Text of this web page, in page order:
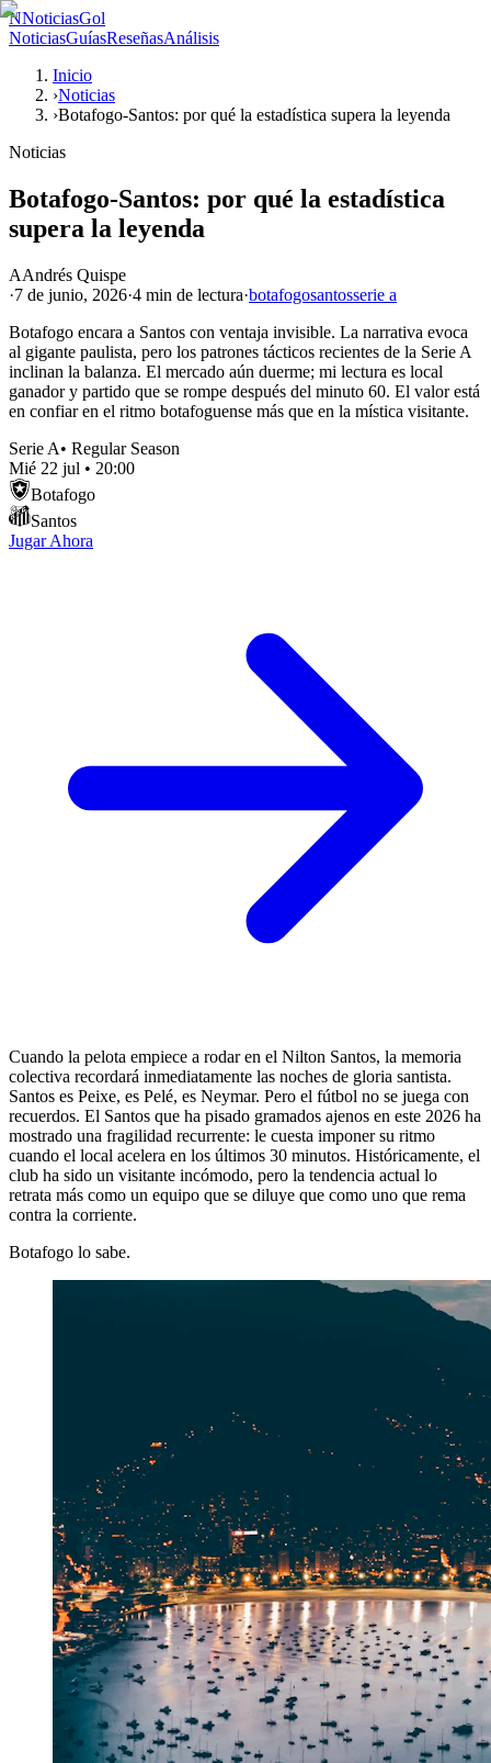
NNoticiasGol
NoticiasGuíasReseñasAnálisis
Inicio
›Noticias
›Botafogo-Santos: por qué la estadística supera la leyenda
Noticias
Botafogo-Santos: por qué la estadística
supera la leyenda
AAndrés Quispe
·7 de junio, 2026·4 min de lectura·botafogosantosserie a
Botafogo encara a Santos con ventaja invisible. La narrativa evoca
al gigante paulista, pero los patrones tácticos recientes de la Serie A
inclinan la balanza. El mercado aún duerme; mi lectura es local
ganador y partido que se rompe después del minuto 60. El valor está
en confiar en el ritmo botafoguense más que en la mística visitante.
Serie A• Regular Season
Mié 22 jul • 20:00
Botafogo
Santos
Jugar Ahora
Cuando la pelota empiece a rodar en el Nilton Santos, la memoria
colectiva recordará inmediatamente las noches de gloria santista.
Santos es Peixe, es Pelé, es Neymar. Pero el fútbol no se juega con
recuerdos. El Santos que ha pisado gramados ajenos en este 2026 ha
mostrado una fragilidad recurrente: le cuesta imponer su ritmo
cuando el local acelera en los últimos 30 minutos. Históricamente, el
club ha sido un visitante incómodo, pero la tendencia actual lo
retrata más como un equipo que se diluye que como uno que rema
contra la corriente.
Botafogo lo sabe.